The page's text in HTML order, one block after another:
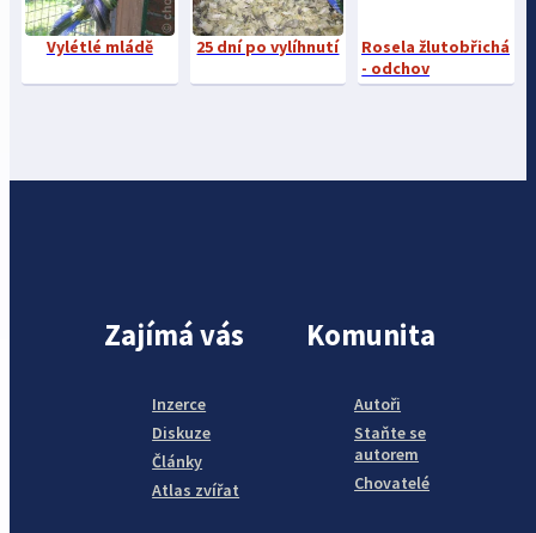
Vylétlé mládě 25 dní po vylíhnutí
Rosela žlutobřichá
- odchov
Zajímá vás
Inzerce
Diskuze
Články
Atlas zvířat
Komunita
Autoři
Staňte se
autorem
Chovatelé